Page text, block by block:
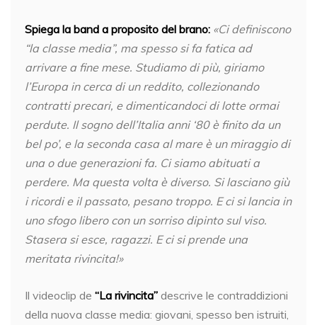
Spiega la band a proposito del brano: «Ci definiscono
“la classe media”, ma spesso si fa fatica ad
arrivare a fine mese. Studiamo di più, giriamo
l’Europa in cerca di un reddito, collezionando
contratti precari, e dimenticandoci di lotte ormai
perdute. Il sogno dell’Italia anni ‘80 è finito da un
bel po’, e la seconda casa al mare è un miraggio di
una o due generazioni fa. Ci siamo abituati a
perdere. Ma questa volta è diverso. Si lasciano giù
i ricordi e il passato, pesano troppo. E ci si lancia in
uno sfogo libero con un sorriso dipinto sul viso.
Stasera si esce, ragazzi. E ci si prende una
meritata rivincita!»
Il videoclip de “La rivincita” descrive le contraddizioni
della nuova classe media: giovani, spesso ben istruiti,